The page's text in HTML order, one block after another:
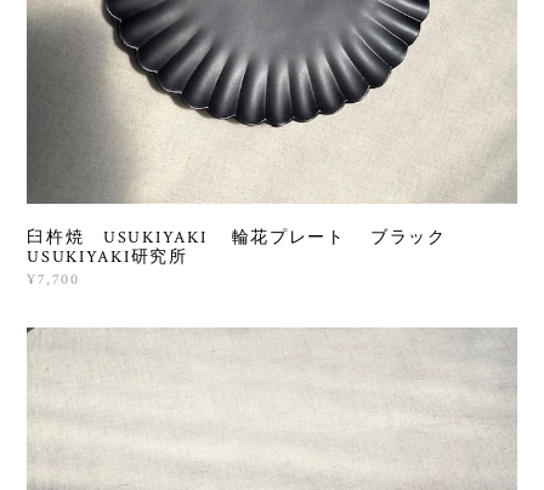
臼杵焼 USUKIYAKI 輪花プレート ブラック
USUKIYAKI研究所
¥7,700